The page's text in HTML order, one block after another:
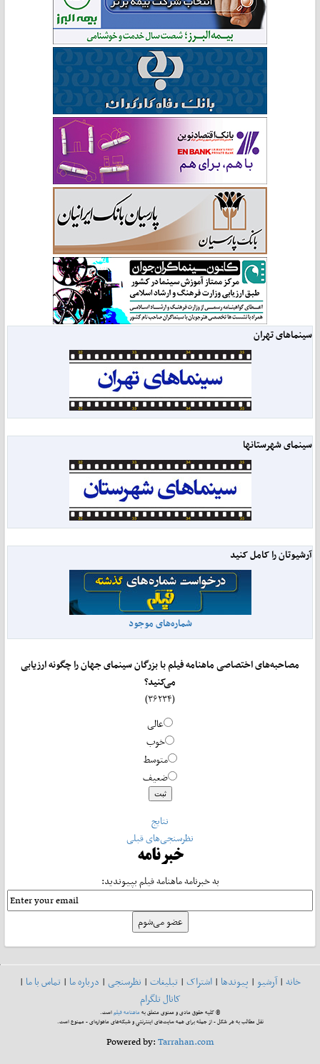
سینماهای تهران
سینمای شهرستانها
آرشیوتان را کامل کنید
شماره‌های موجود
مصاحبه‌های اختصاصی ماهنامه فیلم با بزرگان سینمای جهان را چگونه ارزیابی
می‌کنید؟
عالی
خوب
متوسط
ضعیف
نتایج
نظرسنجی‌های قبلی
خبرنامه
به خبرنامه ماهنامه فیلم بپیوندید:
خانه|آرشیو| پیوندها| اشتراک| تبلیغات| نظرسنجی| درباره ما| تماس با ما|
کانال تلگرام
© کلیه حقوق مادی و معنوی متعلق بهماهنامه فیلماست.
نقل مطالب به هر شکل - از جمله برای همه سایت‌های اینترنتی و شبکه‌های ماهواره‌ای - ممنوع است.
Powered by:Tarrahan.com